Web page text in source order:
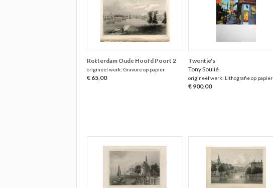
Rotterdam Oude Hoofd Poort 2
origineel werk: Gravure op papier
€ 65,00
Twentie's
Tony Soulié
origineel werk: Lithografie op papier
€ 900,00